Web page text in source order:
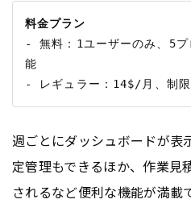
料金プラン
- 無料：1ユーザーのみ、5プ
能
週ごとにダッシュボードが表
定管理もできるほか、作業見
されるなど便利な機能が満載